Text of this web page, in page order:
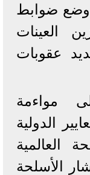
وضع ضوابط
العينات
عقوبات
مواءمة
الدولية
العالمية
الأسلحة